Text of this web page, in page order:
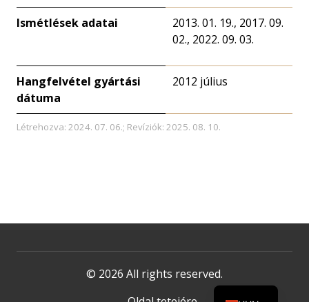
Ismétlések adatai
2013. 01. 19., 2017. 09.
02., 2022. 09. 03.
Hangfelvétel gyártási
dátuma
2012 július
Létrehozva: 2024. 07. 06.; Revíziók: 2025. 08. 10.
© 2026 All rights reserved.